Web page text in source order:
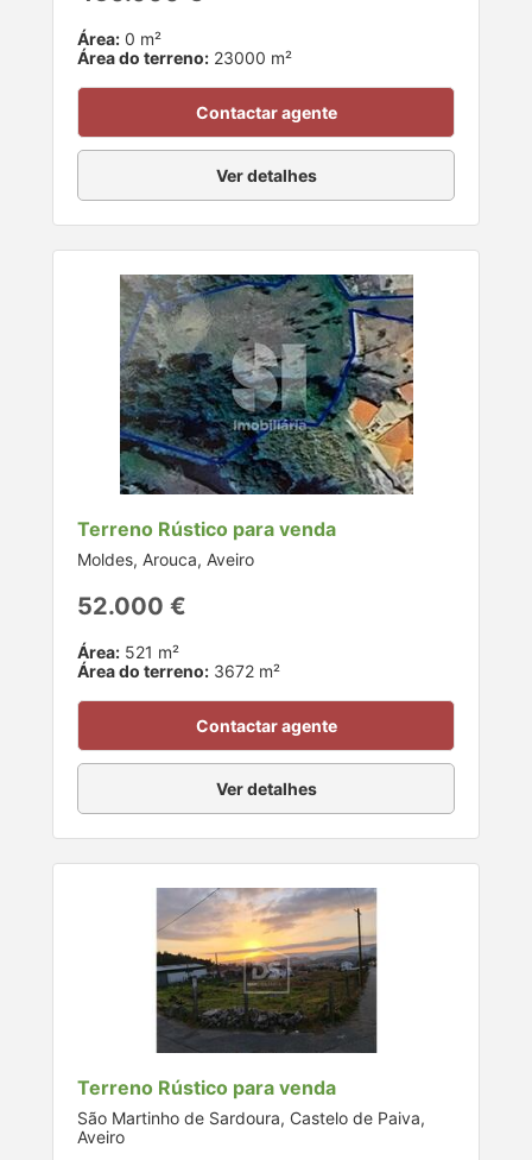
Área: 0 m²
Área do terreno: 23000 m²
Contactar agente
Ver detalhes
Terreno Rústico para venda
Moldes, Arouca, Aveiro
52.000 €
Área: 521 m²
Área do terreno: 3672 m²
Contactar agente
Ver detalhes
Terreno Rústico para venda
São Martinho de Sardoura, Castelo de Paiva,
Aveiro